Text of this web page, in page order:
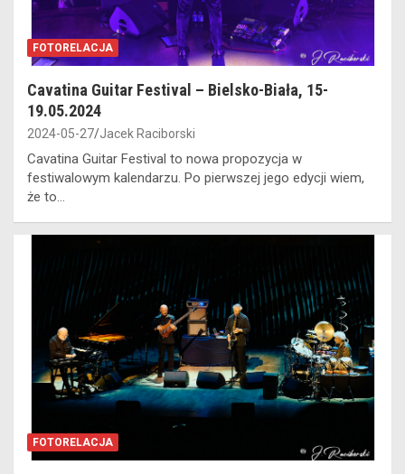
FOTORELACJA
Cavatina Guitar Festival – Bielsko-Biała, 15-
19.05.2024
2024-05-27 Jacek Raciborski
Cavatina Guitar Festival to nowa propozycja w
festiwalowym kalendarzu. Po pierwszej jego edycji wiem,
że to…
FOTORELACJA